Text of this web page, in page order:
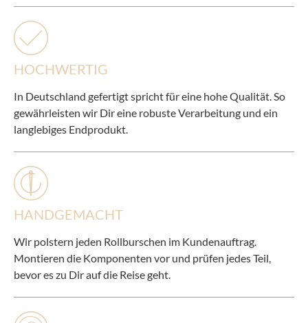
HOCHWERTIG
In Deutschland gefertigt spricht für eine hohe Qualität. So
gewährleisten wir Dir eine robuste Verarbeitung und ein
langlebiges Endprodukt.
HANDGEMACHT
Wir polstern jeden Rollburschen im Kundenauftrag.
Montieren die Komponenten vor und prüfen jedes Teil,
bevor es zu Dir auf die Reise geht.